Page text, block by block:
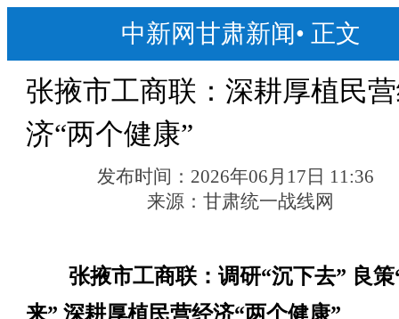
中新网甘肃新闻• 正文
张掖市工商联：深耕厚植民
济“两个健康”
发布时间： 2026年06月17日 11:36
来源： 甘肃统一战线网
张掖市工商联：调研“沉下去” 良策
来” 深耕厚植民营经济“两个健康”